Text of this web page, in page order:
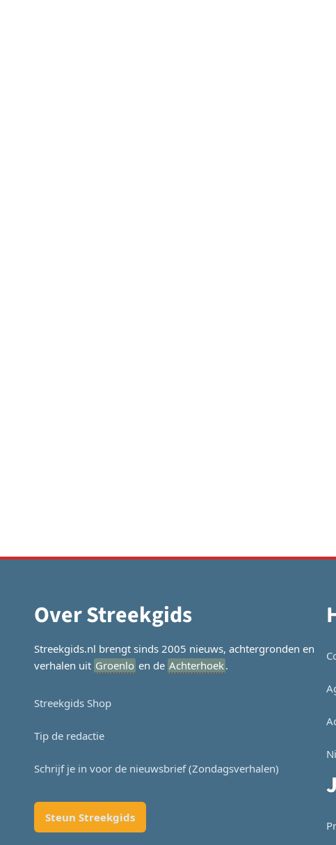
Over Streekgids
Streekgids.nl brengt sinds 2005 nieuws, achtergronden en
verhalen uit Groenlo en de Achterhoek.
Streekgids Shop
Tip de redactie
Schrijf je in voor de nieuwsbrief (Zondagsverhalen)
Steun Streekgids